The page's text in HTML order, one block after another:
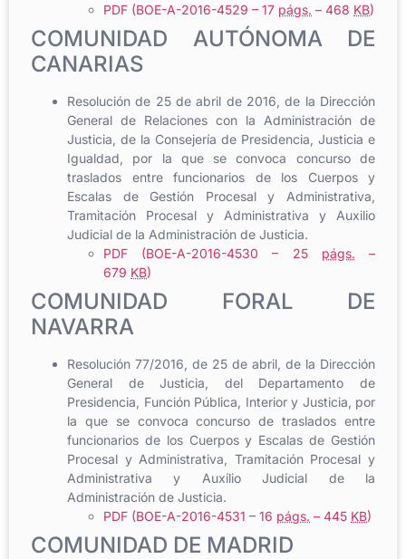
PDF (BOE-A-2016-4529 – 17 págs. – 468 KB)
COMUNIDAD AUTÓNOMA DE
CANARIAS
Resolución de 25 de abril de 2016, de la Dirección
General de Relaciones con la Administración de
Justicia, de la Consejería de Presidencia, Justicia e
Igualdad, por la que se convoca concurso de
traslados entre funcionarios de los Cuerpos y
Escalas de Gestión Procesal y Administrativa,
Tramitación Procesal y Administrativa y Auxilio
Judicial de la Administración de Justicia.
PDF (BOE-A-2016-4530 – 25 págs. –
679 KB)
COMUNIDAD FORAL DE
NAVARRA
Resolución 77/2016, de 25 de abril, de la Dirección
General de Justicia, del Departamento de
Presidencia, Función Pública, Interior y Justicia, por
la que se convoca concurso de traslados entre
funcionarios de los Cuerpos y Escalas de Gestión
Procesal y Administrativa, Tramitación Procesal y
Administrativa y Auxilio Judicial de la
Administración de Justicia.
PDF (BOE-A-2016-4531 – 16 págs. – 445 KB)
COMUNIDAD DE MADRID